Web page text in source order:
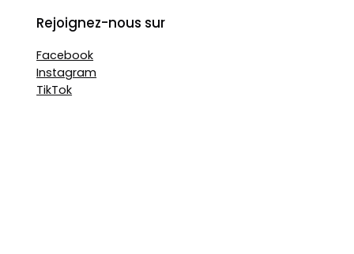
Rejoignez-nous sur
Facebook
Instagram
TikTok